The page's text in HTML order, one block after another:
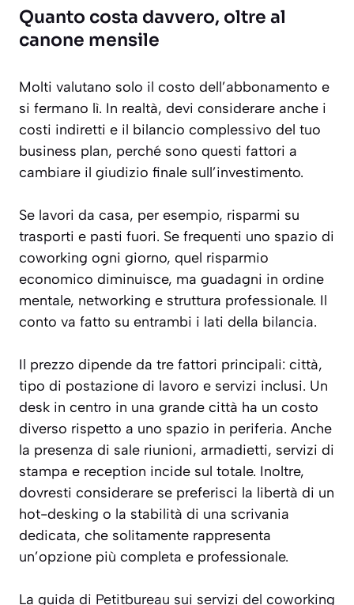
Quanto costa davvero, oltre al
canone mensile
Molti valutano solo il costo dell’abbonamento e
si fermano lì. In realtà, devi considerare anche i
costi indiretti e il bilancio complessivo del tuo
business plan, perché sono questi fattori a
cambiare il giudizio finale sull’investimento.
Se lavori da casa, per esempio, risparmi su
trasporti e pasti fuori. Se frequenti uno spazio di
coworking ogni giorno, quel risparmio
economico diminuisce, ma guadagni in ordine
mentale, networking e struttura professionale. Il
conto va fatto su entrambi i lati della bilancia.
Il prezzo dipende da tre fattori principali: città,
tipo di postazione di lavoro e servizi inclusi. Un
desk in centro in una grande città ha un costo
diverso rispetto a uno spazio in periferia. Anche
la presenza di sale riunioni, armadietti, servizi di
stampa e reception incide sul totale. Inoltre,
dovresti considerare se preferisci la libertà di un
hot-desking o la stabilità di una scrivania
dedicata, che solitamente rappresenta
un’opzione più completa e professionale.
La guida di Petitbureau sui servizi del coworking